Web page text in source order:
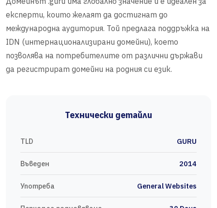
експерти, които желаят да достигнат до
международна аудитория. Той предлага поддръжка на
IDN (интернационализирани домейни), което
позволява на потребителите от различни държави
да регистрират домейни на родния си език.
Технически детайли
TLD GURU
Въведен 2014
Употреба General Websites